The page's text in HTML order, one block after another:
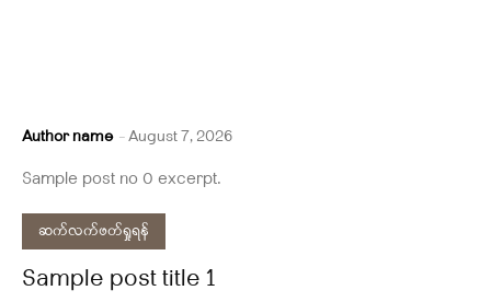
Author name -August 7, 2026
Sample post no 0 excerpt.
ဆက်လက်ဖတ်ရှုရန်
Sample post title 1